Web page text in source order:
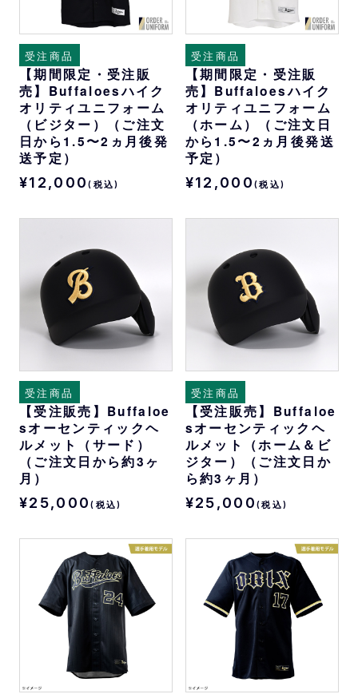
受注商品
【期間限定・受注販
売】Buffaloesハイク
オリティユニフォーム
（ビジター）（ご注文
日から1.5〜2ヵ月後発
送予定）
¥12,000(税込)
受注商品
【期間限定・受注販
売】Buffaloesハイク
オリティユニフォーム
（ホーム）（ご注文日
から1.5〜2ヵ月後発送
予定）
¥12,000(税込)
受注商品
【受注販売】Buffaloe
sオーセンティックヘ
ルメット（サード）
（ご注文日から約3ヶ
月）
¥25,000(税込)
受注商品
【受注販売】Buffaloe
sオーセンティックヘ
ルメット（ホーム＆ビ
ジター）（ご注文日か
ら約3ヶ月）
¥25,000(税込)